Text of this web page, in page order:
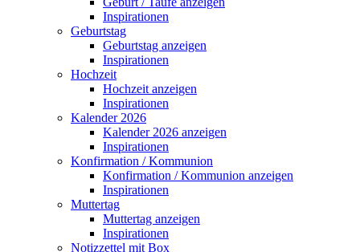
Inspirationen
Geburtstag
Geburtstag anzeigen
Inspirationen
Hochzeit
Hochzeit anzeigen
Inspirationen
Kalender 2026
Kalender 2026 anzeigen
Inspirationen
Konfirmation / Kommunion
Konfirmation / Kommunion anzeigen
Inspirationen
Muttertag
Muttertag anzeigen
Inspirationen
Notizzettel mit Box